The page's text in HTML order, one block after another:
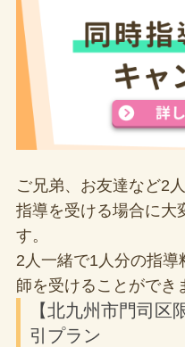
ご兄弟、お友達など2
指導を受ける場合に大
す。
2人一緒で1人分の指
師を受けることができ
【北九州市門司区
引プラン